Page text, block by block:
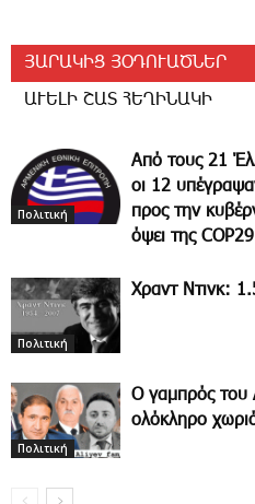
ՅԱՐԱԿԻՑ ՅՕԴՈՒԱԾՆԵՐ
ԱՒԵԼԻ ՇԱՏ ՀԵՂԻՆԱԿԻ
Πολιτική
Από τους 21
οι 12
προς την
όψει της COP29
Πολιτική
Χραντ Ντινκ:
Πολιτική
Ο γαμπρός του
ολόκληρο